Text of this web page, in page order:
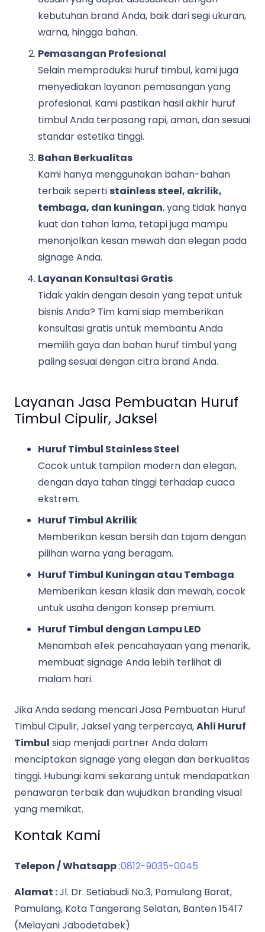
kebutuhan brand Anda, baik dari segi ukuran,
warna, hingga bahan.
Pemasangan Profesional
Selain memproduksi huruf timbul, kami juga
menyediakan layanan pemasangan yang
profesional. Kami pastikan hasil akhir huruf
timbul Anda terpasang rapi, aman, dan sesuai
standar estetika tinggi.
Bahan Berkualitas
Kami hanya menggunakan bahan-bahan
terbaik seperti stainless steel, akrilik,
tembaga, dan kuningan, yang tidak hanya
kuat dan tahan lama, tetapi juga mampu
menonjolkan kesan mewah dan elegan pada
signage Anda.
Layanan Konsultasi Gratis
Tidak yakin dengan desain yang tepat untuk
bisnis Anda? Tim kami siap memberikan
konsultasi gratis untuk membantu Anda
memilih gaya dan bahan huruf timbul yang
paling sesuai dengan citra brand Anda.
Layanan Jasa Pembuatan Huruf
Timbul Cipulir, Jaksel
Huruf Timbul Stainless Steel
Cocok untuk tampilan modern dan elegan,
dengan daya tahan tinggi terhadap cuaca
ekstrem.
Huruf Timbul Akrilik
Memberikan kesan bersih dan tajam dengan
pilihan warna yang beragam.
Huruf Timbul Kuningan atau Tembaga
Memberikan kesan klasik dan mewah, cocok
untuk usaha dengan konsep premium.
Huruf Timbul dengan Lampu LED
Menambah efek pencahayaan yang menarik,
membuat signage Anda lebih terlihat di
malam hari.
Jika Anda sedang mencari Jasa Pembuatan Huruf
Timbul Cipulir, Jaksel yang terpercaya,Ahli Huruf
Timbul siap menjadi partner Anda dalam
menciptakan signage yang elegan dan berkualitas
tinggi. Hubungi kami sekarang untuk mendapatkan
penawaran terbaik dan wujudkan branding visual
yang memikat.
Kontak Kami
Telepon / Whatsapp:0812-9035-0045
Alamat :Jl. Dr. Setiabudi No.3, Pamulang Barat,
Pamulang, Kota Tangerang Selatan, Banten 15417
(Melayani Jabodetabek)